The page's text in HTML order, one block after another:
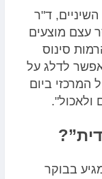
ד"ר
עצם מוצעים
סינוס
לדלג על
המרכזי ביום
ולאכול".
בבוקר